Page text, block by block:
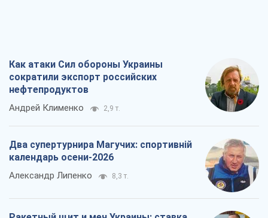
Как атаки Сил обороны Украины
сократили экспорт российских
нефтепродуктов
Андрей Клименко 2,9 т.
Два супертурнира Магучих: спортивній
календарь осени-2026
Александр Липенко 8,3 т.